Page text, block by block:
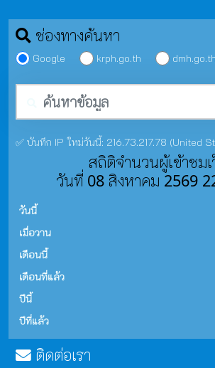
ช่องทางค้นหา
Google krph.go.th dmh.go.th
✅ บันทึก IP ใหม่วันนี้: 216.73.217.78 (United
สถิติจำนวนผู้เข้าชม
วันที่ 08 สิงหาคม 2569
วันนี้
เมื่อวาน
เดือนนี้
เดือนที่แล้ว
ปีนี้
ปีที่แล้ว
ติดต่อเรา